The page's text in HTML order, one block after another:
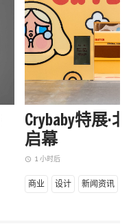
Crybaby特展·
启幕
access_time 1 小时后
商业 设计 新闻资讯